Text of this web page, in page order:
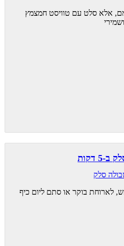
אלא סלט עם טוויסט חמצמץ
ושמירי
5 דקות
לארוחת בוקר או סתם ליום כיף